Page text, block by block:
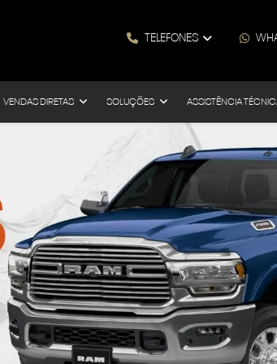
TELEFONES
VENDAS DIRETAS SOLUÇÕES ASSISTÊNCIA